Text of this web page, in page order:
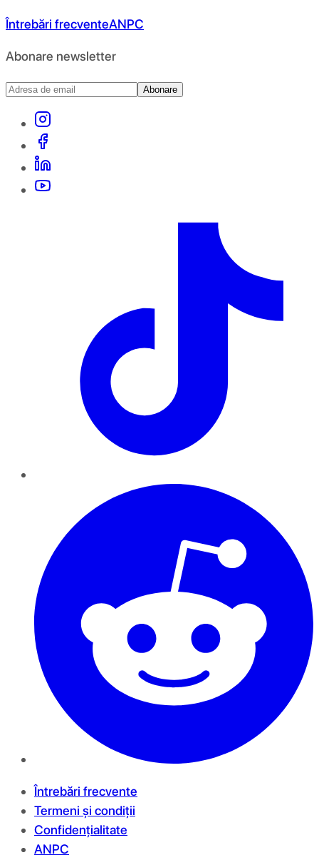
Întrebări frecventeANPC
Abonare newsletter
Abonare
Întrebări frecvente
Termeni și condiții
Confidențialitate
ANPC